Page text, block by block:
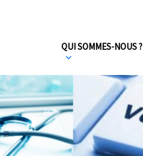
QUI SOMMES-NOUS ?